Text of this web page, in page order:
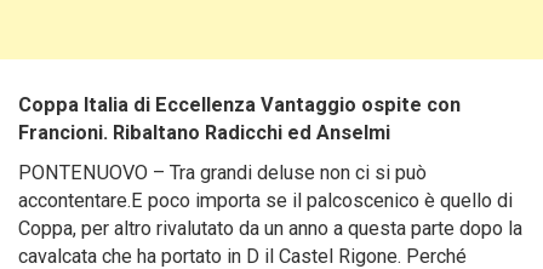
Coppa Italia di Eccellenza Vantaggio ospite con
Francioni. Ribaltano Radicchi ed Anselmi
PONTENUOVO – Tra grandi deluse non ci si può
accontentare.E poco importa se il palcoscenico è quello di
Coppa, per altro rivalutato da un anno a questa parte dopo la
cavalcata che ha portato in D il Castel Rigone. Perché